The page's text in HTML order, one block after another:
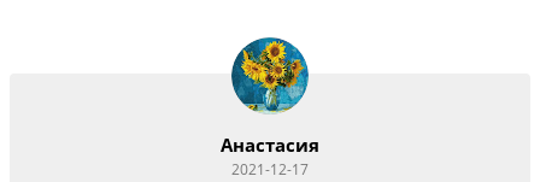
Анастасия
2021-12-17